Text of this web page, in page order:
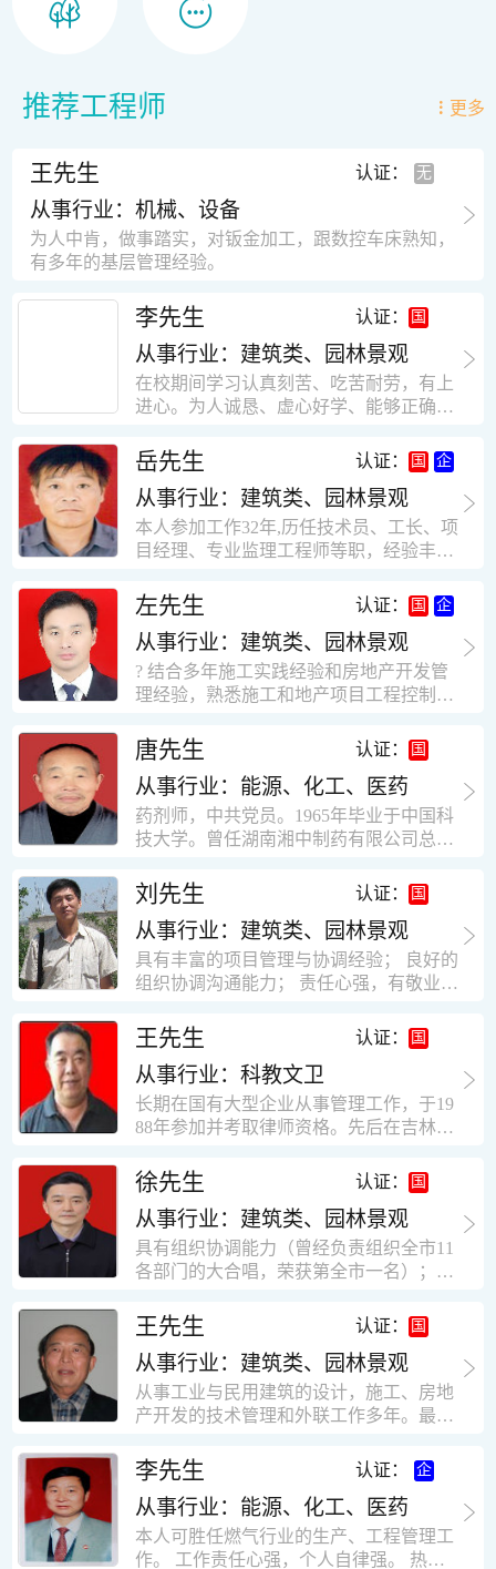
推荐工程师 更多
王先生 认证：
从事行业：机械、设备
为人中肯，做事踏实，对钣金加工，跟数控车床熟知，
有多年的基层管理经验。
李先生 认证：
从事行业：建筑类、园林景观
在校期间学习认真刻苦、吃苦耐劳，有上
进心。为人诚恳、虚心好学、能够正确对
思想积极上进，接受能力和独立能力强，
有很强的团队精神和集体荣誉感。做事认
真负责，有很强的责任心。秉承山大扎
实、厚重的学风。为人正直、诚信、稳
重。有强烈的上进心、事业心。有很强的
工作学习认真踏实，能够吃苦耐劳，责任
心强。 性格外向、开朗，有良好的人
际关系和一定的组织能力。做事认真负
责、积极肯干。我有信心在今后的工作岗
位上发挥自己的才能!积极的人生观，在我
的字典中没有“放弃”，始终坚信只要努力
快掌握一种新事物的能力。我的格言：也
许我不是最好的，但我会做得更好。知识
面广泛，头脑灵活，思维开阔敏捷，极富
创新精神。
岳先生 认证：
从事行业：建筑类、园林景观
本人参加工作32年,历任技术员、工长、项
目经理、专业监理工程师等职，经验丰
计，工程经济技术分析，能适应建筑行业
各种岗位，组织协调能力强，技术全面，
适用工地管理． 本人1978年高中毕业，同
年参加工作，至今已在建筑行业工作了30
年。从1978年进入本县建筑公司学徒开始
目经理、专业监理工程师等职。 管理过许
多各种结构的工业及民用建筑。1984年至
1986年就职于新疆乌鲁木齐铁路局劳动服
务公司建筑三工区任技术员。参于管理的
项目有：职工居乐部游艺楼，4000平方，
砖混结构。职工电教楼，8000平方，框架
方。1987至1981988年爱聘于郑州市荥阳
第二建筑公司，任郑州市天然气公司基地
建设项目施工员。该项目有15层办公楼及
裙楼一栋8000平方。框架结构。住宅楼4
栋16000平方，6层砖混结构。1989年至19
术负责人，该项目为水泥生产线，该项目
有圆形连体熟料仓12，每个直径9米高41
米，砖混结构，皮带运输走廊一个，框架
结构长185米，高5.2米的框架结构。1991
年调入新乡市新营建筑公司历任：七里三
营乡刘庄火力发电厂项目经理，该项目有
平方装配式工业厂房，焦作市林果住宅小
区项目经理，该项目有住宅楼9栋6层砖混
结构，总建筑面积36000平方米。2004年
限公司专业监理工程师，广东重工监理有
限公司任专业监理工程师，监督的工程
有：广东东莞市花润雪花啤酒厂二期扩建
工程，该工程有钢结构工业厂房2栋，每
栋9000平方米。东莞市新世纪花苑，该工
场；一栋17层。2栋总面积32000平方米，
框架结构。南奥园金州商业步行街等工
程。30年的工作经验积累，使自己能适应
建筑行业的多种工作岗位。
左先生 认证：
从事行业：建筑类、园林景观
? 结合多年施工实践经验和房地产开发管
理经验，熟悉施工和地产项目工程控制要
意识，丰富的经营理念和管理手段，能独
立处理各种工程技术问题；具有较强的沟
通协调能力和组织管理能力； ? 近十多年
的房地产方面工作经验，现任职江苏雨润
农产品集团南昌公司副总经理兼工程总工
识，能够合理高效的做好企业内部管理和
人员结构调整；具有大型工程及房地产公
司管理经验，以及公关的能力和商务谈判
能力。 ? 自认为是个有良好职业道德、有
责任心、有敬业精神，能承受巨大工作压
力的职业经理人！……
唐先生 认证：
从事行业：能源、化工、医药
药剂师，中共党员。1965年毕业于中国科
技大学。曾任湖南湘中制药有限公司总工
员、理事。高级工程师，执业药师，中国
药学会高级会员。享受国务院津贴专家。
丙戊酸镁缓释片及其制备工艺国家发明专
利人。
刘先生 认证：
从事行业：建筑类、园林景观
具有丰富的项目管理与协调经验； 良好的
组织协调沟通能力； 责任心强，有敬业创
闭路电视监控系统、防盗报警系统、门禁
一卡通系统、停车场管理系统、巡更系
统、远程抄表系统等相关系统主流产品，
有较强的售前技术支持能力，并具有较丰
富的设备调试经验； 能独立完成系统集成
建与扩充经验，并具备教育训练能力；
王先生 认证：
从事行业：科教文卫
长期在国有大型企业从事管理工作，于19
88年参加并考取律师资格。先后在吉林油
辽宁华夏律师事务所和辽宁鑫诺律师事务
所执业。王律师在数十年的执业经历中，
多次与美国、英国、香港、北京、深圳等
地的律师共同办理法律事务。 对民商事的
诉讼和非诉讼的合同纠纷、劳动纠纷、债
对刑事案件、仲裁案件都颇有造诣。尤其
擅长处理涉及公司管理、企业改制，资产
收购重组等法律业务。王律师有多篇学术
论文在省部级会议和刊物上发表。数十年
的执业经历中，王律师经办了数百起诉讼
和非诉讼案件，取得了较好的经济效益和
律师一贯的工作作风；法律第一和当事人
合法权益第一，忠诚和敬业是王福营律师
的永恒的追求。
徐先生 认证：
从事行业：建筑类、园林景观
具有组织协调能力（曾经负责组织全市11
各部门的大合唱，荣获第全市一名）；知
等领域）；实际工作能力强，且经验丰
富。
王先生 认证：
从事行业：建筑类、园林景观
从事工业与民用建筑的设计，施工、房地
产开发的技术管理和外联工作多年。最大
最高26层。基础理论和专业技术知识功底
深厚，能熟练从事复杂技术工程的设计与
计算工作，有丰富的大中型工程项目的施
工技术经验。知识广博，设计、施工、予
决算、资产评估等都有较深造诣。曾独立
李先生 认证：
从事行业：能源、化工、医药
本人可胜任燃气行业的生产、工程管理工
作。 工作责任心强，个人自律强。 热爱